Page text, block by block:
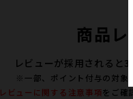
商品レ
レビューが採用されると
※一部、ポイント付与の対象
レビューに関する注意事項をご確